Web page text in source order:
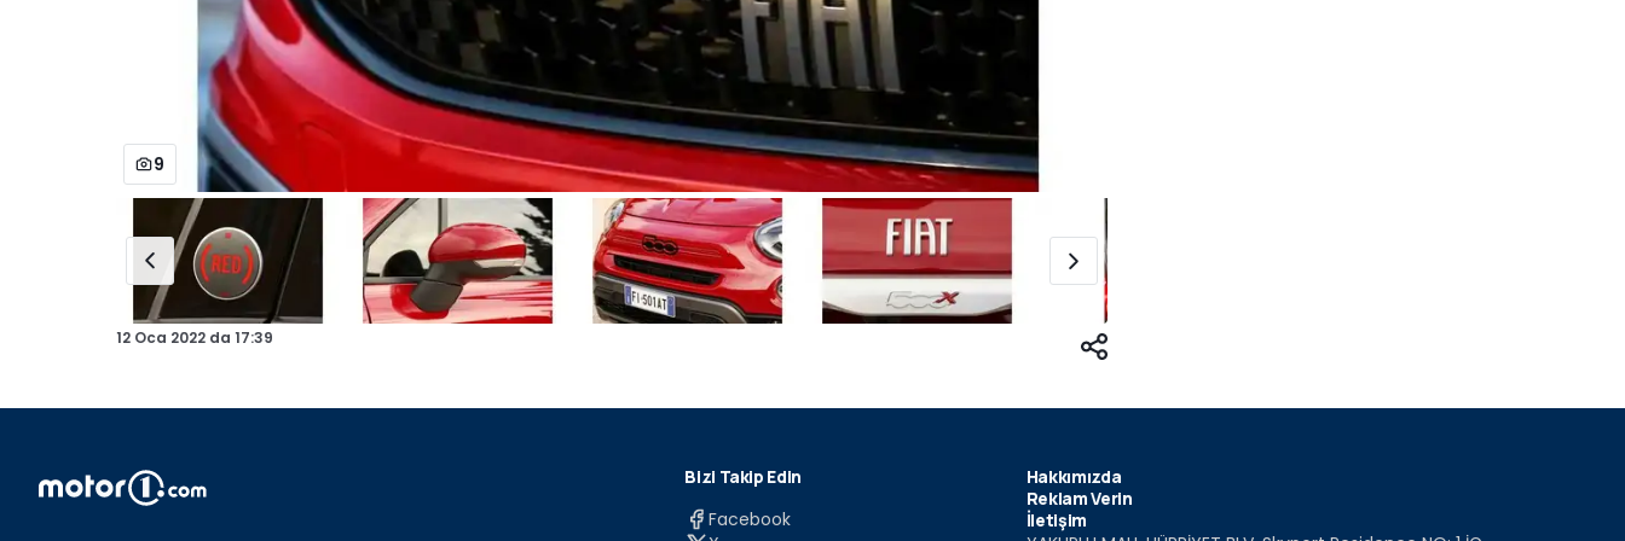
9
12 Oca 2022 da 17:39
Bizi Takip Edin
Facebook
Hakkımızda
Reklam Verin
İletişim